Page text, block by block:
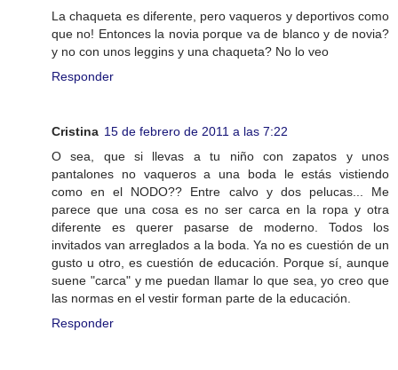
La chaqueta es diferente, pero vaqueros y deportivos como
que no! Entonces la novia porque va de blanco y de novia?
y no con unos leggins y una chaqueta? No lo veo
Responder
Cristina 15 de febrero de 2011 a las 7:22
O sea, que si llevas a tu niño con zapatos y unos
pantalones no vaqueros a una boda le estás vistiendo
como en el NODO?? Entre calvo y dos pelucas... Me
parece que una cosa es no ser carca en la ropa y otra
diferente es querer pasarse de moderno. Todos los
invitados van arreglados a la boda. Ya no es cuestión de un
gusto u otro, es cuestión de educación. Porque sí, aunque
suene "carca" y me puedan llamar lo que sea, yo creo que
las normas en el vestir forman parte de la educación.
Responder